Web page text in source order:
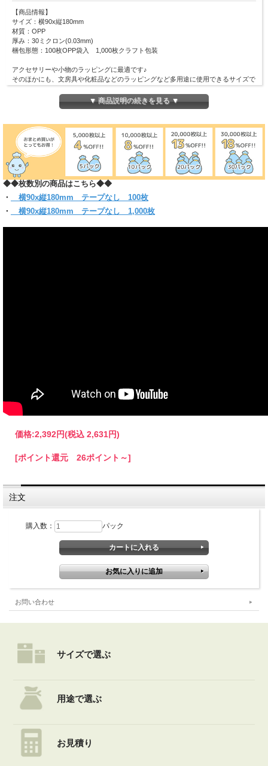
【商品情報】
サイズ：横90x縦180mm
材質：OPP
厚み：30ミクロン(0.03mm)
梱包形態：100枚OPP袋入 1,000枚クラフト包装
アクセサリーや小物のラッピングに最適です♪
そのほかにも、文房具や化粧品などのラッピングなど多用途に使用できるサイズで
ピッタリ・スリムなラッピングにも適しています！
(お入れになりたい商品によっては入らない場合もございますので、 サイズをお確
▼ 商品説明の続きを見る ▼
◆◆枚数別の商品はこちら◆◆
・
横90x縦180mm テープなし 100枚
・
横90x縦180mm テープなし 1,000枚
価格:2,392円(税込 2,631円)
[ポイント還元 26ポイント～]
注文
購入数： パック
お問い合わせ
サイズで選ぶ
用途で選ぶ
お見積り